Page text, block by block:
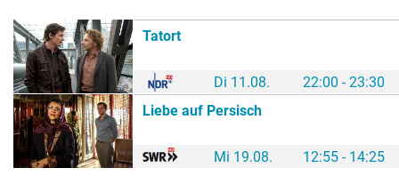
Tatort
Di 11.08.
22:00 - 23:30
Liebe auf Persisch
Mi 19.08. 12:55 - 14:25